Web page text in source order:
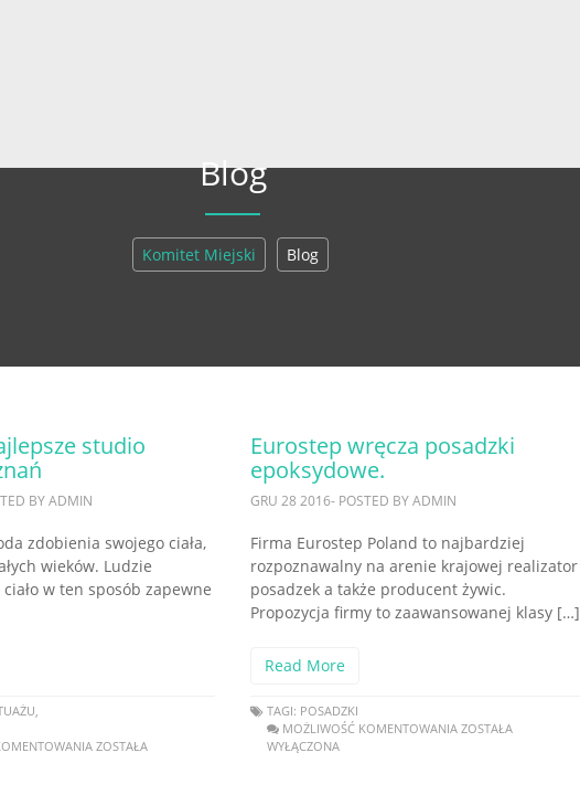
Blog
Komitet Miejski Blog
studio
BY ADMIN
zdobienia swojego ciała,
wieków. Ludzie
w ten sposób zapewne
,
ZOSTAŁA
Eurostep wręcza posadzki
epoksydowe.
GRU 28 2016- POSTED BY ADMIN
Firma Eurostep Poland to najbardziej
rozpoznawalny na arenie krajowej realizator
posadzek a także producent żywic.
Propozycja firmy to zaawansowanej klasy […]
Read More
TAGI: POSADZKI
MOŻLIWOŚĆ KOMENTOWANIA ZOSTAŁA
WYŁĄCZONA